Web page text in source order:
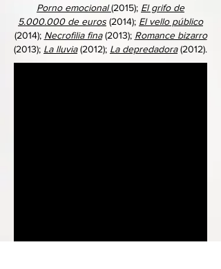
Porno emocional (2015); El grifo de
5.000.000 de euros (2014); El vello público
(2014); Necrofilia fina(2013); Romance bizarro
(2013); La lluvia(2012); La depredadora(2012).